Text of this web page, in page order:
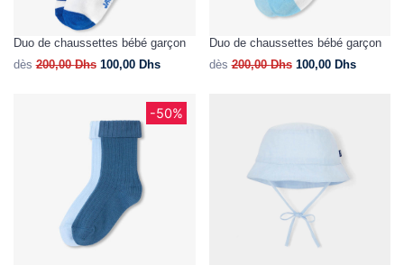
Duo de chaussettes bébé garçon
dès 200,00Dhs 100,00 Dhs
Duo de chaussettes bébé garçon
dès 200,00Dhs 100,00 Dhs
-50%